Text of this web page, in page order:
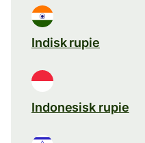
Indisk rupie
Indonesisk rupie